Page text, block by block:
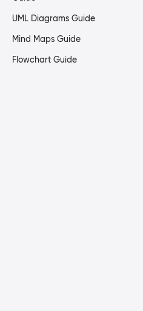
UML Diagrams Guide
Mind Maps Guide
Flowchart Guide